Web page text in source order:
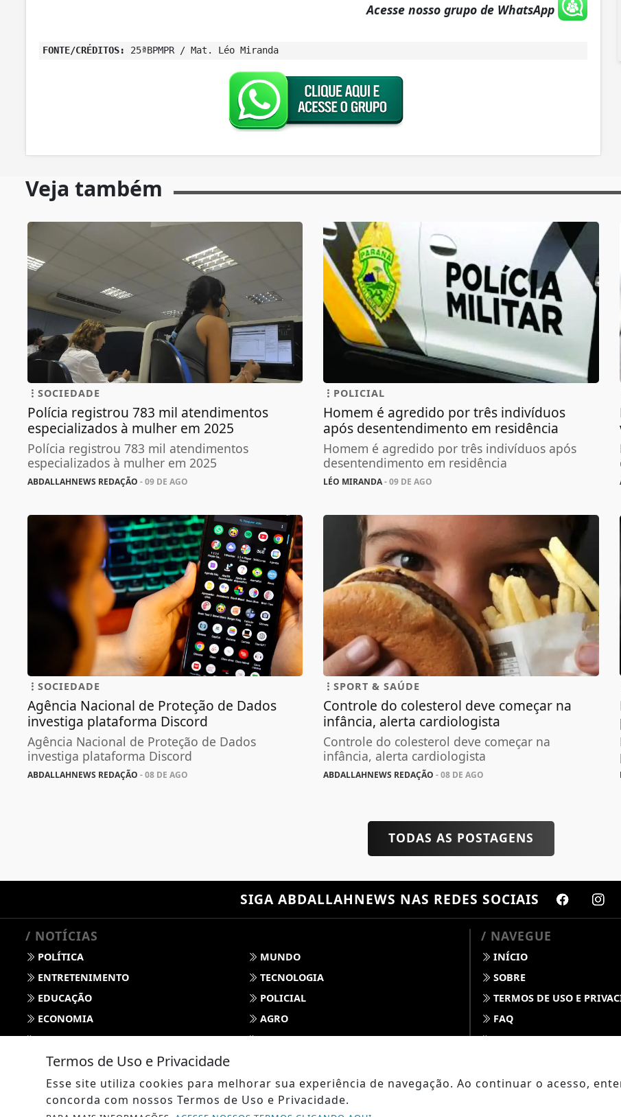
Acesse nosso grupo de WhatsApp
FONTE/CRÉDITOS: 25ªBPMPR / Mat. Léo Miranda
Veja também
SOCIEDADE
Polícia registrou 783 mil atendimentos
especializados à mulher em 2025
Polícia registrou 783 mil atendimentos
especializados à mulher em 2025
ABDALLAHNEWS REDAÇÃO - 09 DE AGO
POLICIAL
Homem é agredido por três indivíduos
após desentendimento em residência
Homem é agredido por três indivíduos após
desentendimento em residência
LÉO MIRANDA- 09 DE AGO
SOCIEDADE
Agência Nacional de Proteção de Dados
investiga plataforma Discord
Agência Nacional de Proteção de Dados
investiga plataforma Discord
ABDALLAHNEWS REDAÇÃO - 08 DE AGO
SPORT & SAÚDE
Controle do colesterol deve começar na
infância, alerta cardiologista
Controle do colesterol deve começar na
infância, alerta cardiologista
ABDALLAHNEWS REDAÇÃO - 08 DE AGO
TODAS AS POSTAGENS
SIGA ABDALLAHNEWS NAS REDES SOCIAIS
/ NOTÍCIAS
POLÍTICA
MUNDO
ENTRETENIMENTO
TECNOLOGIA
EDUCAÇÃO
POLICIAL
ECONOMIA
AGRO
PARCERIA
ESPORTES
CÂMARA DOS DEPUTADOS
SOCIEDADE
PREVISÃO DO TEMPO
GERAL
HORÓSCOPO
/ NAVEGUE
INÍCIO
SOBRE
TERMOS DE USO E
FAQ
CONTATO
Termos de Uso e Privacidade
Esse site utiliza cookies para melhorar sua experiência de navegação. Ao continuar o acesso,
concorda com nossos Termos de Uso e Privacidade.